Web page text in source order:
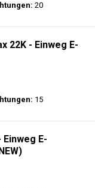
20
22K - Einweg E-
15
Einweg E-